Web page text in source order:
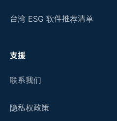
台湾 ESG 软件推荐清单
支援
联系我们
隐私权政策